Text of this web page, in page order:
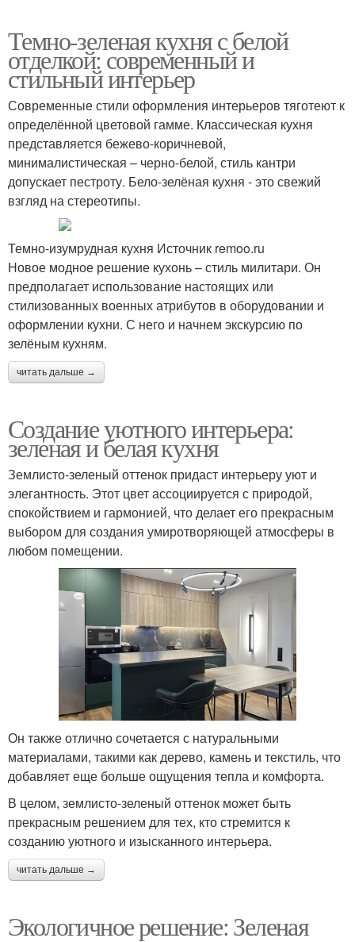
Темно-зеленая кухня с белой
отделкой: современный и
стильный интерьер
Современные стили оформления интерьеров тяготеют к
определённой цветовой гамме. Классическая кухня
представляется бежево-коричневой,
минималистическая – черно-белой, стиль кантри
допускает пестроту. Бело-зелёная кухня - это свежий
взгляд на стереотипы.
Темно-изумрудная кухня Источник remoo.ru
Новое модное решение кухонь – стиль милитари. Он
предполагает использование настоящих или
стилизованных военных атрибутов в оборудовании и
оформлении кухни. С него и начнем экскурсию по
зелёным кухням.
читать дальше →
Создание уютного интерьера:
зеленая и белая кухня
Землисто-зеленый оттенок придаст интерьеру уют и
элегантность. Этот цвет ассоциируется с природой,
спокойствием и гармонией, что делает его прекрасным
выбором для создания умиротворяющей атмосферы в
любом помещении.
Он также отлично сочетается с натуральными
материалами, такими как дерево, камень и текстиль, что
добавляет еще больше ощущения тепла и комфорта.
В целом, землисто-зеленый оттенок может быть
прекрасным решением для тех, кто стремится к
созданию уютного и изысканного интерьера.
читать дальше →
Экологичное решение: Зеленая